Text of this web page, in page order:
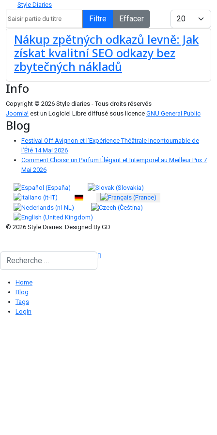
Style Diaries
Filtre Effacer
Afficher #
Nákup zpětných odkazů levně: Jak
získat kvalitní SEO odkazy bez
zbytečných nákladů
Info
Copyright © 2026 Style diaries - Tous droits réservés
Joomla! est un Logiciel Libre diffusé sous licence GNU General Public
Blog
Festival Off Avignon et l’Expérience Théâtrale Incontournable de
l’Été 14 Mai 2026
Comment Choisir un Parfum Élégant et Intemporel au Meilleur Prix 7
Mai 2026
Sélectionnez votre langue
© 2026 Style Diaries. Designed By GD
Rechercher
Home
Blog
Tags
Login